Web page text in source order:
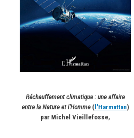
Réchauffement climatique : une affaire
entre la Nature et l'Homme (l'Harmattan)
par Michel Vieillefosse,